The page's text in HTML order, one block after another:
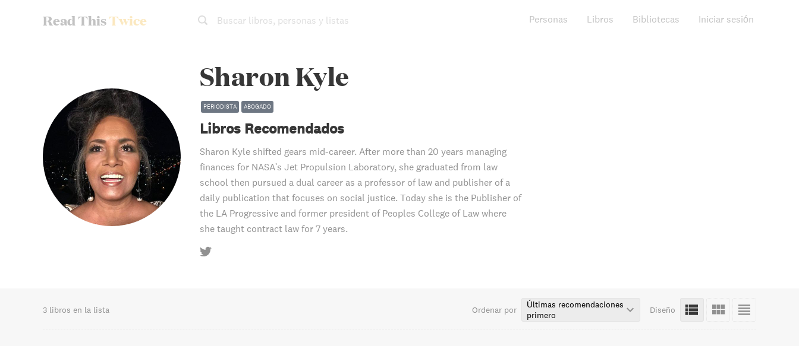
Read ThisTwice Buscar libros, personas y listas Personas Libros Bibliotecas Iniciar sesión
Sharon Kyle
PERIODISTA ABOGADO
Libros Recomendados
Sharon Kyle shifted gears mid-career. After more than 20 years managing
finances for NASA's Jet Propulsion Laboratory, she graduated from law
school then pursued a dual career as a professor of law and publisher of a
daily publication that focuses on social justice. Today she is the Publisher of
the LA Progressive and former president of Peoples College of Law where
she taught contract law for 7 years.
3 libros en la lista Ordenar por
Últimas recomendaciones
primero
Diseño